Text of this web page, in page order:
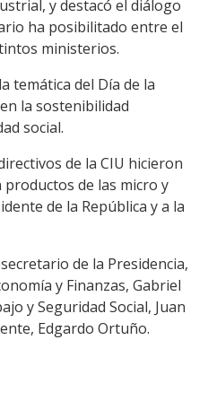
y destacó el diálogo
ha posibilitado entre el
ministerios.
temática del Día de la
la sostenibilidad
social.
de la CIU hicieron
de las micro y
de la República y a la
de la Presidencia,
y Finanzas, Gabriel
y Seguridad Social, Juan
Edgardo Ortuño.